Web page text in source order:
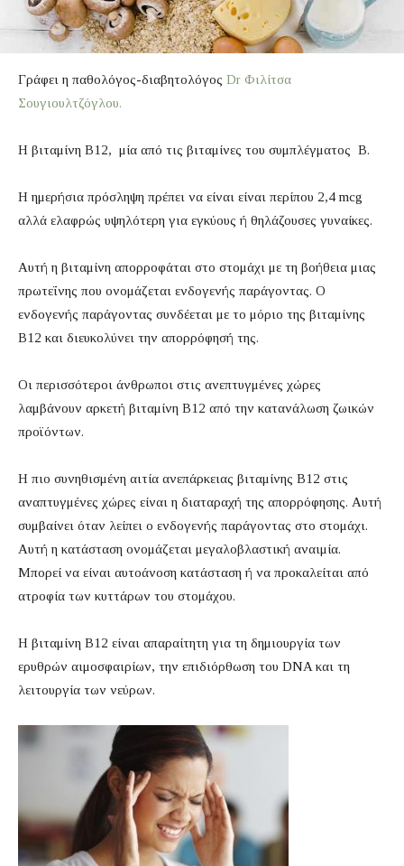
Γράφει η παθολόγος-διαβητολόγος Dr Φιλίτσα
Σουγιουλτζόγλου.
Η βιταμίνη B12, μία από τις βιταμίνες του συμπλέγματος Β.
Η ημερήσια πρόσληψη πρέπει να είναι είναι περίπου 2,4 mcg
αλλά ελαφρώς υψηλότερη για εγκύους ή θηλάζουσες γυναίκες.
Αυτή η βιταμίνη απορροφάται στο στομάχι με τη βοήθεια μιας
πρωτεΐνης που ονομάζεται ενδογενής παράγοντας. Ο
ενδογενής παράγοντας συνδέεται με το μόριο της βιταμίνης
Β12 και διευκολύνει την απορρόφησή της.
Οι περισσότεροι άνθρωποι στις ανεπτυγμένες χώρες
λαμβάνουν αρκετή βιταμίνη B12 από την κατανάλωση ζωικών
προϊόντων.
Η πιο συνηθισμένη αιτία ανεπάρκειας βιταμίνης Β12 στις
αναπτυγμένες χώρες είναι η διαταραχή της απορρόφησης. Αυτή
συμβαίνει όταν λείπει ο ενδογενής παράγοντας στο στομάχι.
Αυτή η κατάσταση ονομάζεται μεγαλοβλαστική αναιμία.
Μπορεί να είναι αυτοάνοση κατάσταση ή να προκαλείται από
ατροφία των κυττάρων του στομάχου.
Η βιταμίνη B12 είναι απαραίτητη για τη δημιουργία των
ερυθρών αιμοσφαιρίων, την επιδιόρθωση του DNA και τη
λειτουργία των νεύρων.